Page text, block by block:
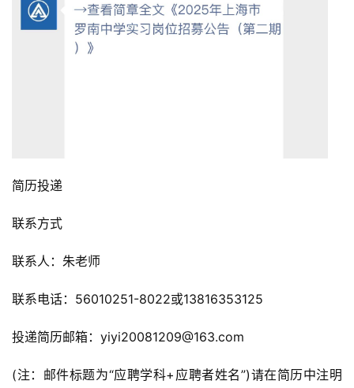
简历投递
联系方式
联系人：朱老师
联系电话：56010251-8022或13816353125
投递简历邮箱：yiyi20081209@163.com
(注：邮件标题为“应聘学科+应聘者姓名”)请在简历中注明